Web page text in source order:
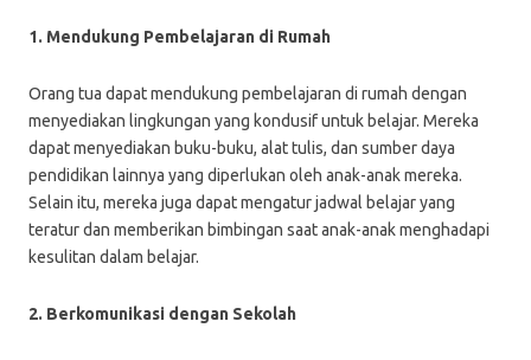
1. Mendukung Pembelajaran di Rumah
Orang tua dapat mendukung pembelajaran di rumah dengan
menyediakan lingkungan yang kondusif untuk belajar. Mereka
dapat menyediakan buku-buku, alat tulis, dan sumber daya
pendidikan lainnya yang diperlukan oleh anak-anak mereka.
Selain itu, mereka juga dapat mengatur jadwal belajar yang
teratur dan memberikan bimbingan saat anak-anak menghadapi
kesulitan dalam belajar.
2. Berkomunikasi dengan Sekolah